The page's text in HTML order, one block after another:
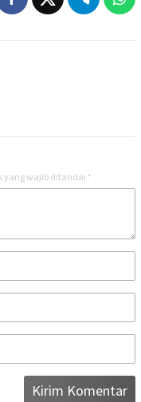
yang wajib ditandai *